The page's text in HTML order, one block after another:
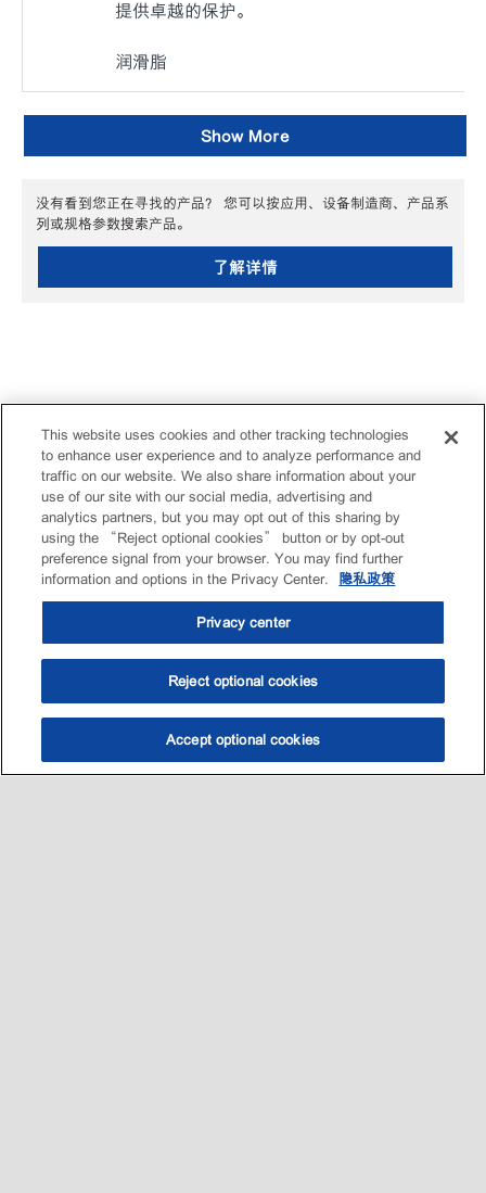
选油助手 查找门店
提供卓越的保护。
润滑脂
Show More
没有看到您正在寻找的产品？ 您可以按应用、设备制造商、产品系
列或规格参数搜索产品。
了解详情
This website uses cookies and other tracking technologies
to enhance user experience and to analyze performance and
traffic on our website. We also share information about your
use of our site with our social media, advertising and
analytics partners, but you may opt out of this sharing by
using the “Reject optional cookies” button or by opt-out
preference signal from your browser. You may find further
information and options in the Privacy Center.
隐私政策
Privacy center
Reject optional cookies
Accept optional cookies